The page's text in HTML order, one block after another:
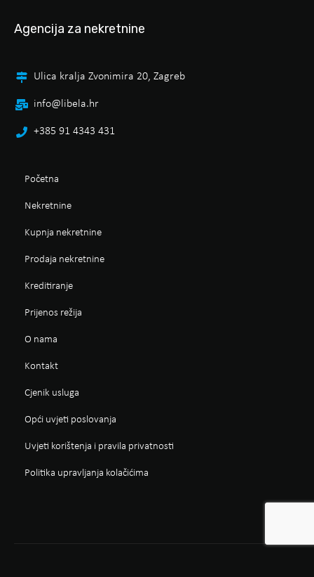
Agencija za nekretnine
Ulica kralja Zvonimira 20, Zagreb
info@libela.hr
+385 91 4343 431
Početna
Nekretnine
Kupnja nekretnine
Prodaja nekretnine
Kreditiranje
Prijenos režija
O nama
Kontakt
Cjenik usluga
Opći uvjeti poslovanja
Uvjeti korištenja i pravila privatnosti
Politika upravljanja kolačićima